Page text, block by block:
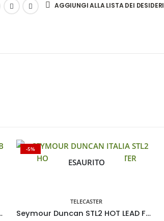
AGGIUNGI ALLA LISTA DEI DESIDERI
LEAD FOR TELE
-5%
ESAURITO
TELECASTER
Seymour Duncan STL2 HOT LEAD FOR TELECASTER